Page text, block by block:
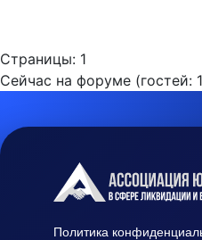
Страницы: 1
Сейчас на форуме (гостей: 1
Политика